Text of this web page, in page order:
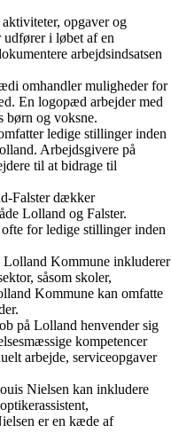
opgaver og
udfører i løbet af en
arbejdsindsatsen
omhandler muligheder for
En logopæd arbejder med
børn og voksne.
ledige stillinger inden
Arbejdsgivere på
til at bidrage til
Falster dækker
Lolland og Falster.
for ledige stillinger inden
Kommune inkluderer
såsom skoler,
Kommune kan omfatte
på Lolland henvender sig
kompetencer
arbejde, serviceopgaver
Nielsen kan inkludere
er en kæde af